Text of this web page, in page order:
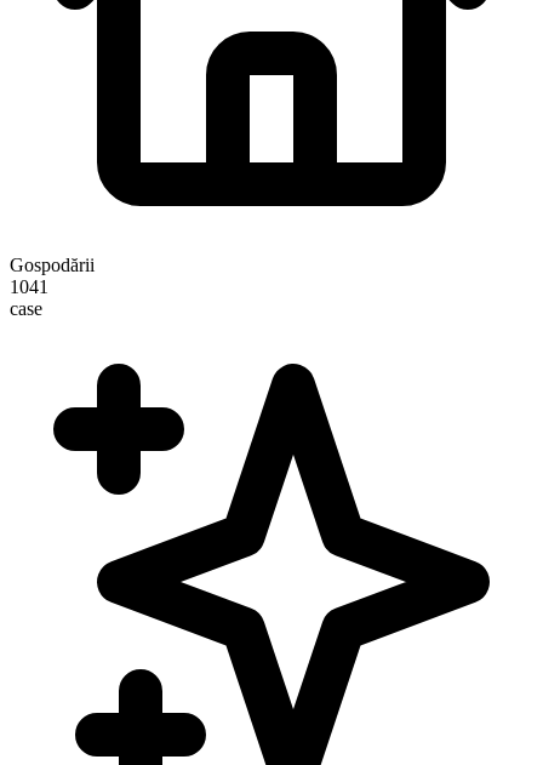
Gospodării
1041
case